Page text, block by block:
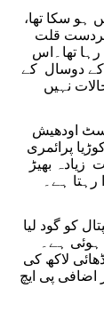
ہو سکا تھا،
قلت
تھا۔اس
کے دوسال کے
حالات نہیں
اودھیش
پرائمری
بھیڑ
رہتا ہے۔
کو گود لیا
ہے۔
لاکھ کی
اضافی پی ایچ